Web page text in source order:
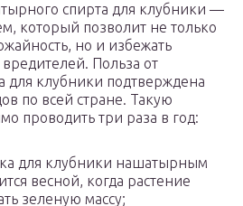
спирта для клубники —
который позволит не только
но и избежать
Польза от
клубники подтверждена
по всей стране. Такую
проводить три раза в год:
для клубники нашатырным
весной, когда растение
зеленую массу;